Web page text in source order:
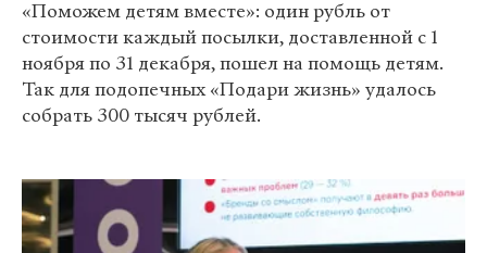
«Поможем детям вместе»: один рубль от
стоимости каждый посылки, доставленной с 1
ноября по 31 декабря, пошел на помощь детям.
Так для подопечных «Подари жизнь» удалось
собрать 300 тысяч рублей.